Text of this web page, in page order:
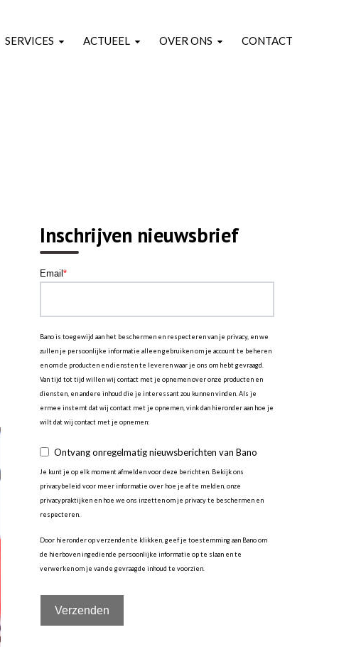
SERVICES ACTUEEL OVER ONS CONTACT
Inschrijven nieuwsbrief
Email*
Bano is toegewijd aan het beschermen en respecteren van je privacy, en we
zullen je persoonlijke informatie alleen gebruiken om je account te beheren
en om de producten en diensten te leveren waar je ons om hebt gevraagd.
Van tijd tot tijd willen wij contact met je opnemen over onze producten en
diensten, en andere inhoud die je interessant zou kunnen vinden. Als je
ermee instemt dat wij contact met je opnemen, vink dan hieronder aan hoe je
wilt dat wij contact met je opnemen:
Ontvang onregelmatig nieuwsberichten van Bano
Je kunt je op elk moment afmelden voor deze berichten. Bekijk ons
privacybeleid voor meer informatie over hoe je af te melden, onze
privacypraktijken en hoe we ons inzetten om je privacy te beschermen en
respecteren.
Door hieronder op verzenden te klikken, geef je toestemming aan Bano om
de hierboven ingediende persoonlijke informatie op te slaan en te
verwerken om je van de gevraagde inhoud te voorzien.